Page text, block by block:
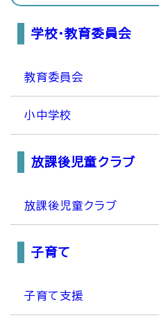
学校・教育委員会
教育委員会
小中学校
放課後児童クラブ
放課後児童クラブ
子育て
子育て支援